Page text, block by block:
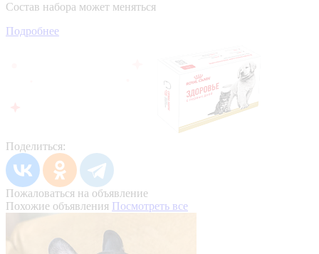
Состав набора может меняться
Подробнее
Поделиться:
Пожаловаться на объявление
Похожие объявления Посмотреть все